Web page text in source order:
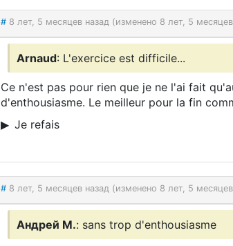
# 8 лет, 5 месяцев назад (изменено 8 лет, 5 месяцев
Arnaud: L'exercice est difficile...
Ce n'est pas pour rien que je ne l'ai fait
d'enthousiasme. Le meilleur pour la fin
Je refais
# 8 лет, 5 месяцев назад (изменено 8 лет, 5 месяцев
Андрей М.: sans trop d'enthousiasme